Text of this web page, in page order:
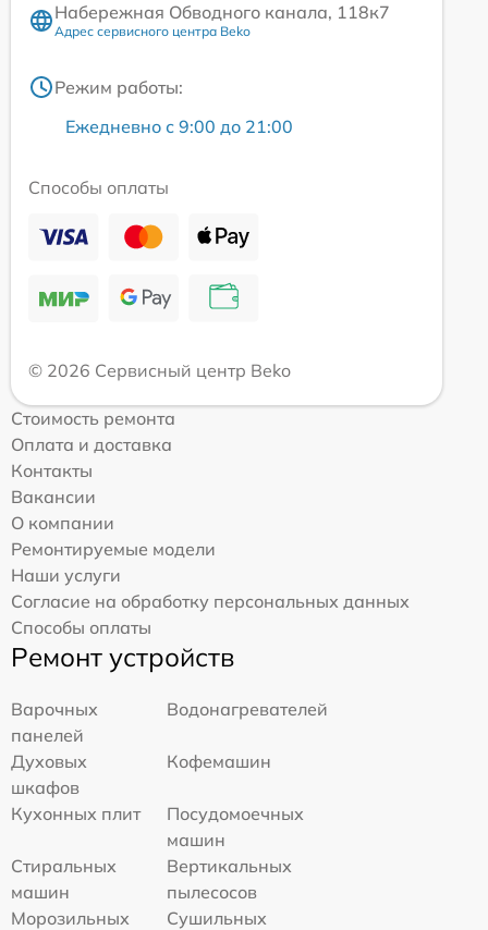
Набережная Обводного канала, 118к7
Адрес сервисного центра Beko
Режим работы:
Ежедневно с 9:00 до 21:00
Способы оплаты
© 2026 Сервисный центр Beko
Стоимость ремонта
Оплата и доставка
Контакты
Вакансии
О компании
Ремонтируемые модели
Наши услуги
Согласие на обработку персональных данных
Способы оплаты
Ремонт устройств
Варочных
панелей
Водонагревателей
Духовых
шкафов
Кофемашин
Кухонных плит
Посудомоечных
машин
Стиральных
машин
Вертикальных
пылесосов
Морозильных
Сушильных